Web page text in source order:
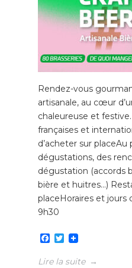
Rendez-vous
artisanale, au cœur
chaleureuse et
françaises et
d’acheter sur
dégustations, des
dégustation (accords
bière et huitres…)
placeHoraires et jours
9h30
Facebook
Twitter
Lire la suite →